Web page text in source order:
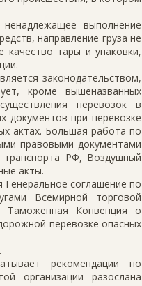
выполнение
направление груза не
качество тары и упаковки,
законодательством,
кроме вышеназванных
перевозок в
документов при перевозке
актах. Большая работа по
правовыми документами
транспорта РФ, Воздушный
акты.
соглашение по
Всемирной торговой
Таможенная Конвенция о
перевозке опасных
рекомендации по
организации разослана